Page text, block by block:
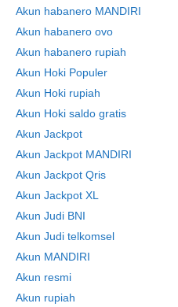
Akun habanero MANDIRI
Akun habanero ovo
Akun habanero rupiah
Akun Hoki Populer
Akun Hoki rupiah
Akun Hoki saldo gratis
Akun Jackpot
Akun Jackpot MANDIRI
Akun Jackpot Qris
Akun Jackpot XL
Akun Judi BNI
Akun Judi telkomsel
Akun MANDIRI
Akun resmi
Akun rupiah